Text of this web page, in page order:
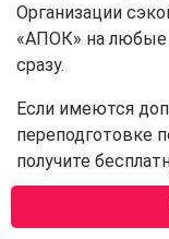
Организации
«АПОК» на любые
сразу.
Если имеются
переподготовке
получите
(800) 301-78-62.